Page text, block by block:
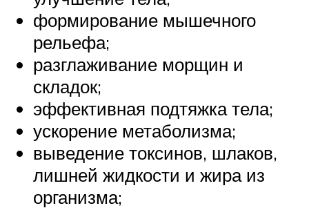
формирование мышечного
рельефа;
разглаживание морщин и
складок;
эффективная подтяжка тела;
ускорение метаболизма;
выведение токсинов, шлаков,
лишней жидкости и жира из
организма;